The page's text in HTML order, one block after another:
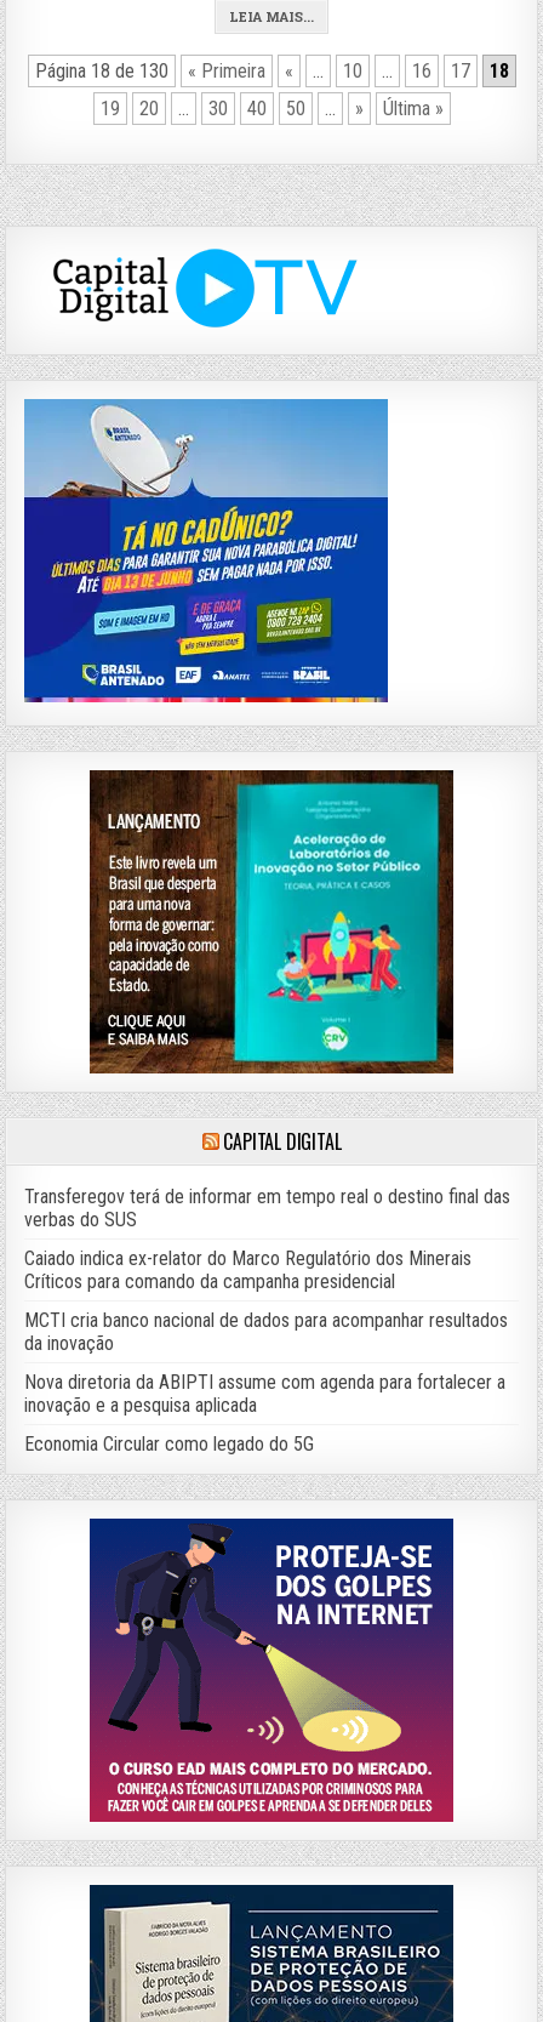
LEIA MAIS...
Página 18 de 130 « Primeira « ... 10 ... 16 17
18
19
20 ... 30 40 50 ... » Última »
CAPITAL DIGITAL
Transferegov terá de informar em tempo real o destino final das
verbas do SUS
Caiado indica ex-relator do Marco Regulatório dos Minerais
Críticos para comando da campanha presidencial
MCTI cria banco nacional de dados para acompanhar resultados
da inovação
Nova diretoria da ABIPTI assume com agenda para fortalecer a
inovação e a pesquisa aplicada
Economia Circular como legado do 5G